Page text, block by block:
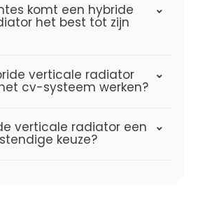
komt een hybride
het best tot zijn
verticale radiator
cv-systeem werken?
verticale radiator een
keuze?